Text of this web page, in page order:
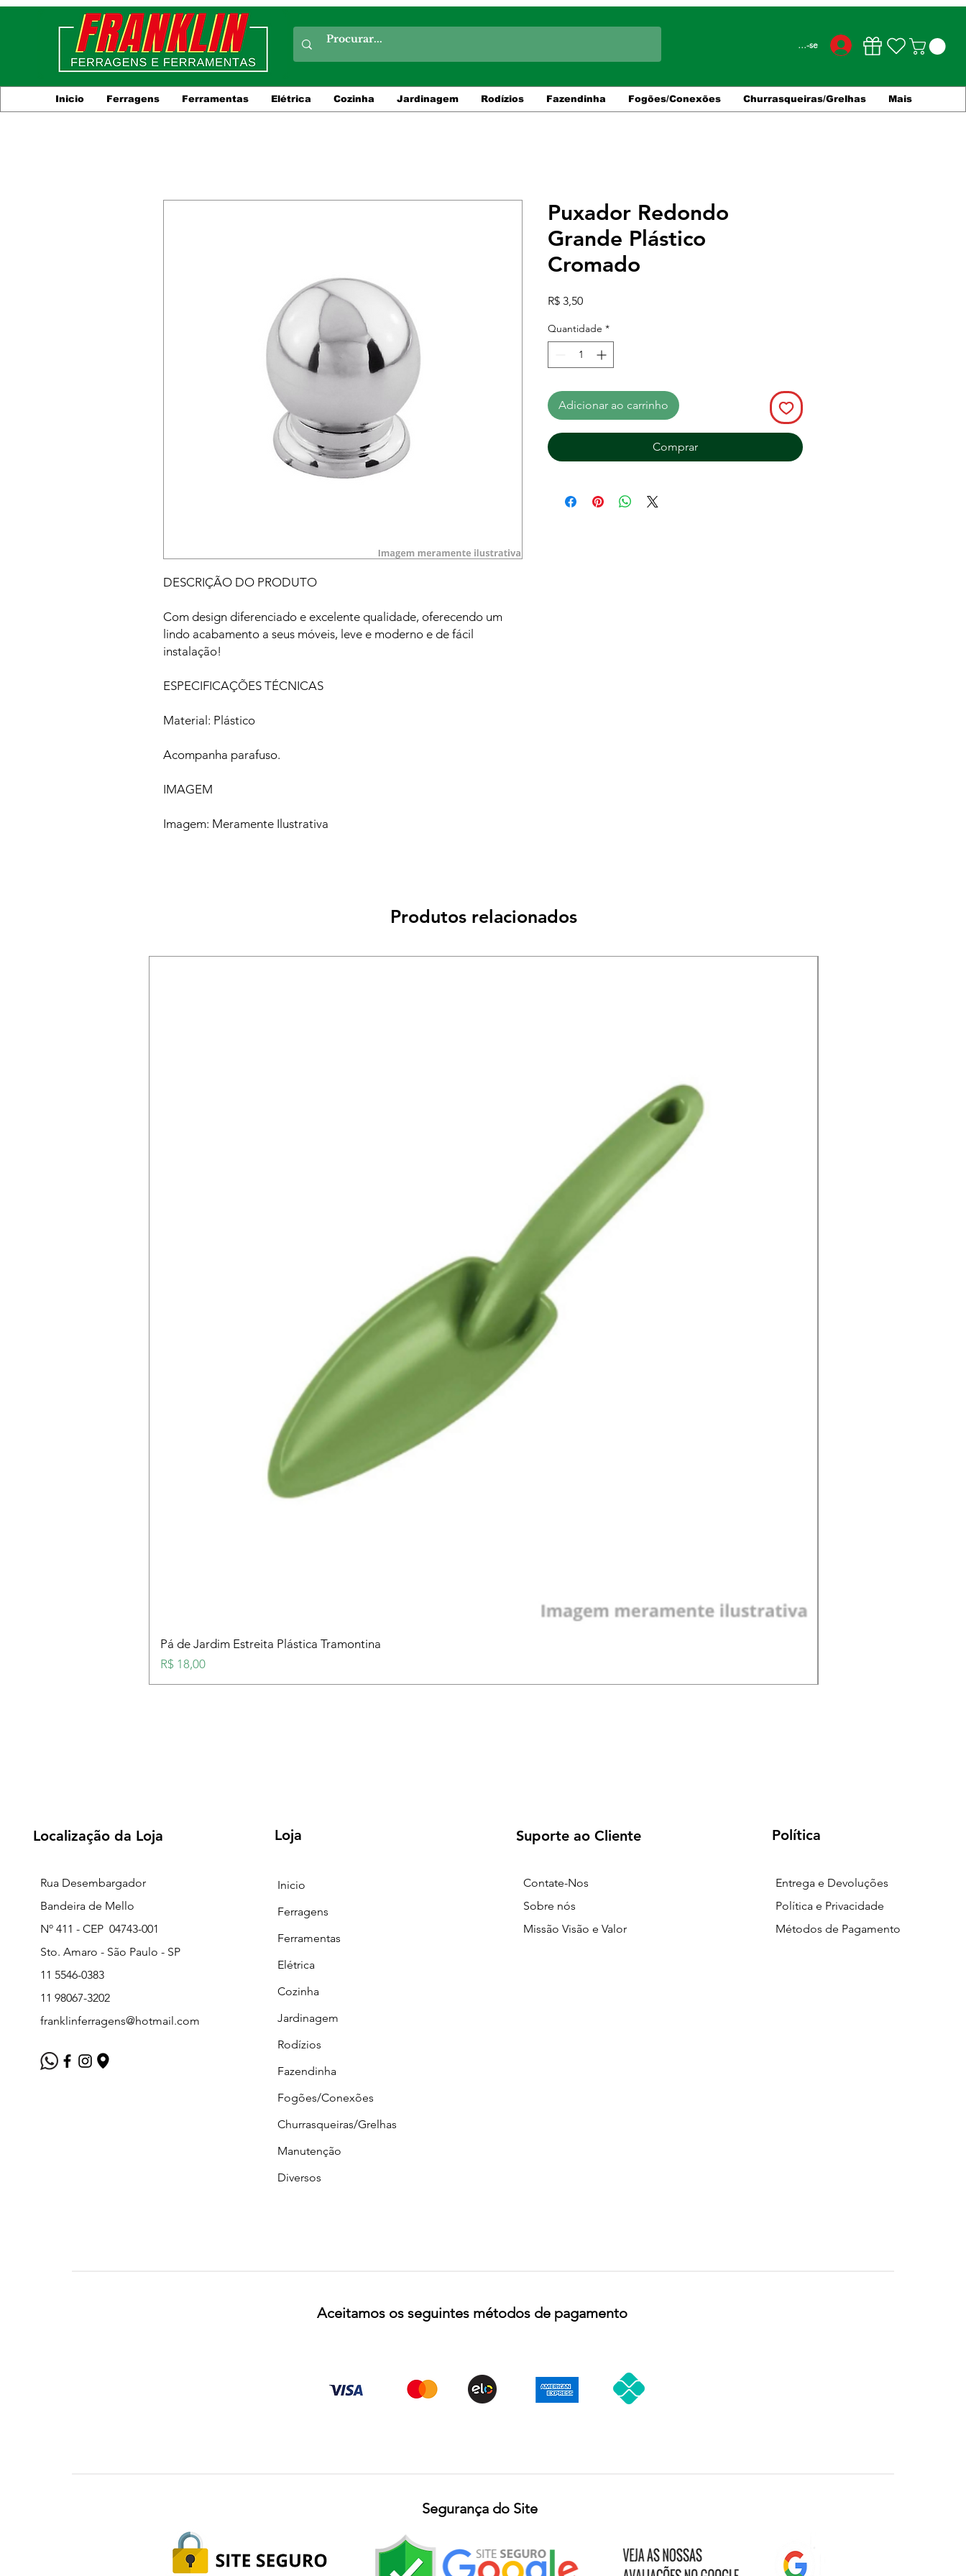
Conecte-se
Inicio Ferragens Ferramentas Elétrica Cozinha Jardinagem Rodízios Fazendinha Fogões/Conexões Churrasqueiras/Grelhas Mais
DESCRIÇÃO DO PRODUTO
Com design diferenciado e excelente qualidade, oferecendo um
lindo acabamento a seus móveis, leve e moderno e de fácil
instalação!
ESPECIFICAÇÕES TÉCNICAS
Material: Plástico
Acompanha parafuso.
IMAGEM
Imagem: Meramente Ilustrativa
Puxador Redondo
Grande Plástico
Cromado
R$ 3,50Preço
Quantidade *
Adicionar ao carrinho
Comprar
Produtos relacionados
Pá de Jardim Estreita Plástica Tramontina
Preço
R$ 18,00
Localização da Loja
Rua Desembargador
Bandeira de Mello
Nº 411 - CEP 04743-001
Sto. Amaro - São Paulo - SP
11 5546-0383
11 98067-3202
franklinferragens@hotmail.com
Loja
Inicio
Ferragens
Ferramentas
Elétrica
Cozinha
Jardinagem
Rodízios
Fazendinha
Fogões/Conexões
Churrasqueiras/Grelhas
Manutenção
Diversos
Suporte ao Cliente
Contate-Nos
Sobre nós
Missão Visão e Valor
Política
Entrega e Devoluções
Política e Privacidade
Métodos de Pagamento
Aceitamos os seguintes métodos de pagamento
Segurança do Site